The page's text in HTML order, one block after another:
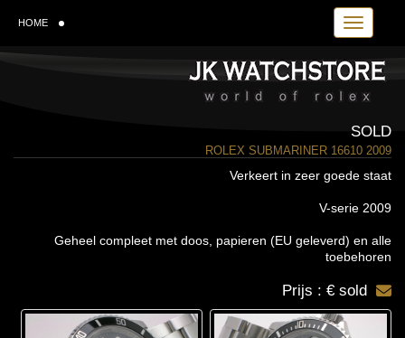
Toggle
HOME
SOLD
ROLEX SUBMARINER 16610 2009
Verkeert in zeer goede staat
V-serie 2009
Geheel compleet met doos, papieren (EU geleverd) en alle
toebehoren
Prijs : € sold